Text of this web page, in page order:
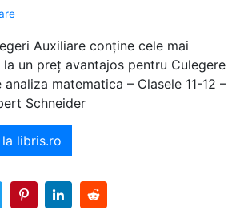
Auxiliare conține cele mai
un preț avantajos pentru Culegere
matematica – Clasele 11-12 –
Schneider
libris.ro